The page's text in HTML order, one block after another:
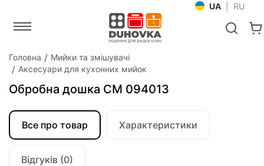
UA RU
Головна
Мийки та змішувачі
Аксесуари для кухонних мийок
Обробна дошка CM 094013
Все про товар Характеристики
Відгуків (0)